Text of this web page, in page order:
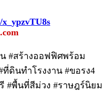
#สร้างออฟฟิศพร้อม
ดินทำโรงงาน #ขอรง4
#พื้นที่สีม่วง #ราษฎร์นิยม